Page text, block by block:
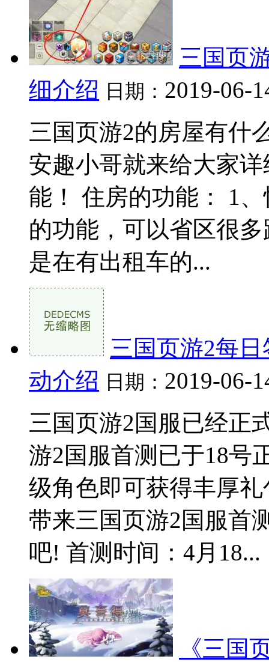
三国页
细介绍 日期： 2019-06-
三国页游2的房屋有什
安趣小哥就来给大家
能！ 住房的功能： 1
的功能，可以省区很
是在有出租车的...
三国页游2每
动介绍 日期： 2019-06-
三国页游2国服已经正
游2国服首测已于18号
级角色即可获得丰厚
带来三国页游2国服首
吧! 首测时间：4月18...
《三国